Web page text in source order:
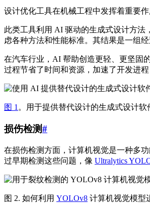
设计优化工具在机械工程中发挥着重要
此类工具利用 AI 驱动的生成式设计方
虑各种方法和性能标准。其结果是一组
在汽车行业，AI 帮助创造更轻、更坚固
过程节省了时间和资源，加速了开发进
图 1 。用于提供替代设计的生成式设计软
损伤检测#
在损伤检测方面，计算机视觉是一种多
过早期检测这些问题，像 Ultralytics
图 2. 如何利用 YOLOv8 计算机视觉模型